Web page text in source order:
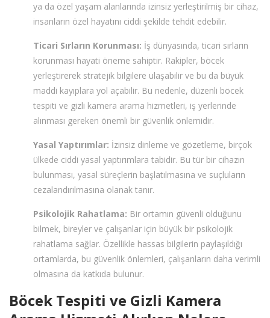
ya da özel yaşam alanlarında izinsiz yerleştirilmiş bir cihaz,
insanların özel hayatını ciddi şekilde tehdit edebilir.
Ticari Sırların Korunması: İş dünyasında, ticari sırların
korunması hayati öneme sahiptir. Rakipler, böcek
yerleştirerek stratejik bilgilere ulaşabilir ve bu da büyük
maddi kayıplara yol açabilir. Bu nedenle, düzenli böcek
tespiti ve gizli kamera arama hizmetleri, iş yerlerinde
alınması gereken önemli bir güvenlik önlemidir.
Yasal Yaptırımlar: İzinsiz dinleme ve gözetleme, birçok
ülkede ciddi yasal yaptırımlara tabidir. Bu tür bir cihazın
bulunması, yasal süreçlerin başlatılmasına ve suçluların
cezalandırılmasına olanak tanır.
Psikolojik Rahatlama: Bir ortamın güvenli olduğunu
bilmek, bireyler ve çalışanlar için büyük bir psikolojik
rahatlama sağlar. Özellikle hassas bilgilerin paylaşıldığı
ortamlarda, bu güvenlik önlemleri, çalışanların daha verimli
olmasına da katkıda bulunur.
Böcek Tespiti ve Gizli Kamera